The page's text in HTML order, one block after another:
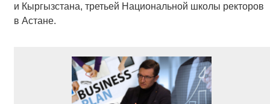
и Кыргызстана, третьей Национальной школы ректоров
в Астане.